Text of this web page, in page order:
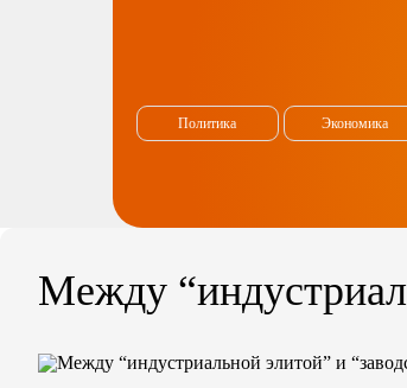
Политика Экономика
Между